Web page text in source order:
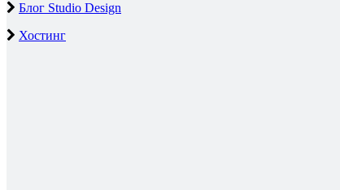
Блог Studio Design
Хостинг